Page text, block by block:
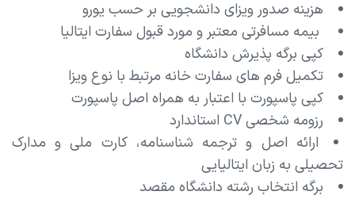
هزینه صدور ویزای دانشجویی بر حسب یورو
بیمه مسافرتی معتبر و مورد قبول سفارت ایتالیا
کپی برگه پذیرش دانشگاه
تکمیل فرم های سفارت خانه مرتبط با نوع ویزا
کپی پاسپورت با اعتبار به همراه اصل پاسپورت
رزومه شخصی CV استاندارد
ارائه اصل و ترجمه شناسنامه، کارت ملی و مدارک
تحصیلی به زبان ایتالیایی
برگه انتخاب رشته دانشگاه مقصد